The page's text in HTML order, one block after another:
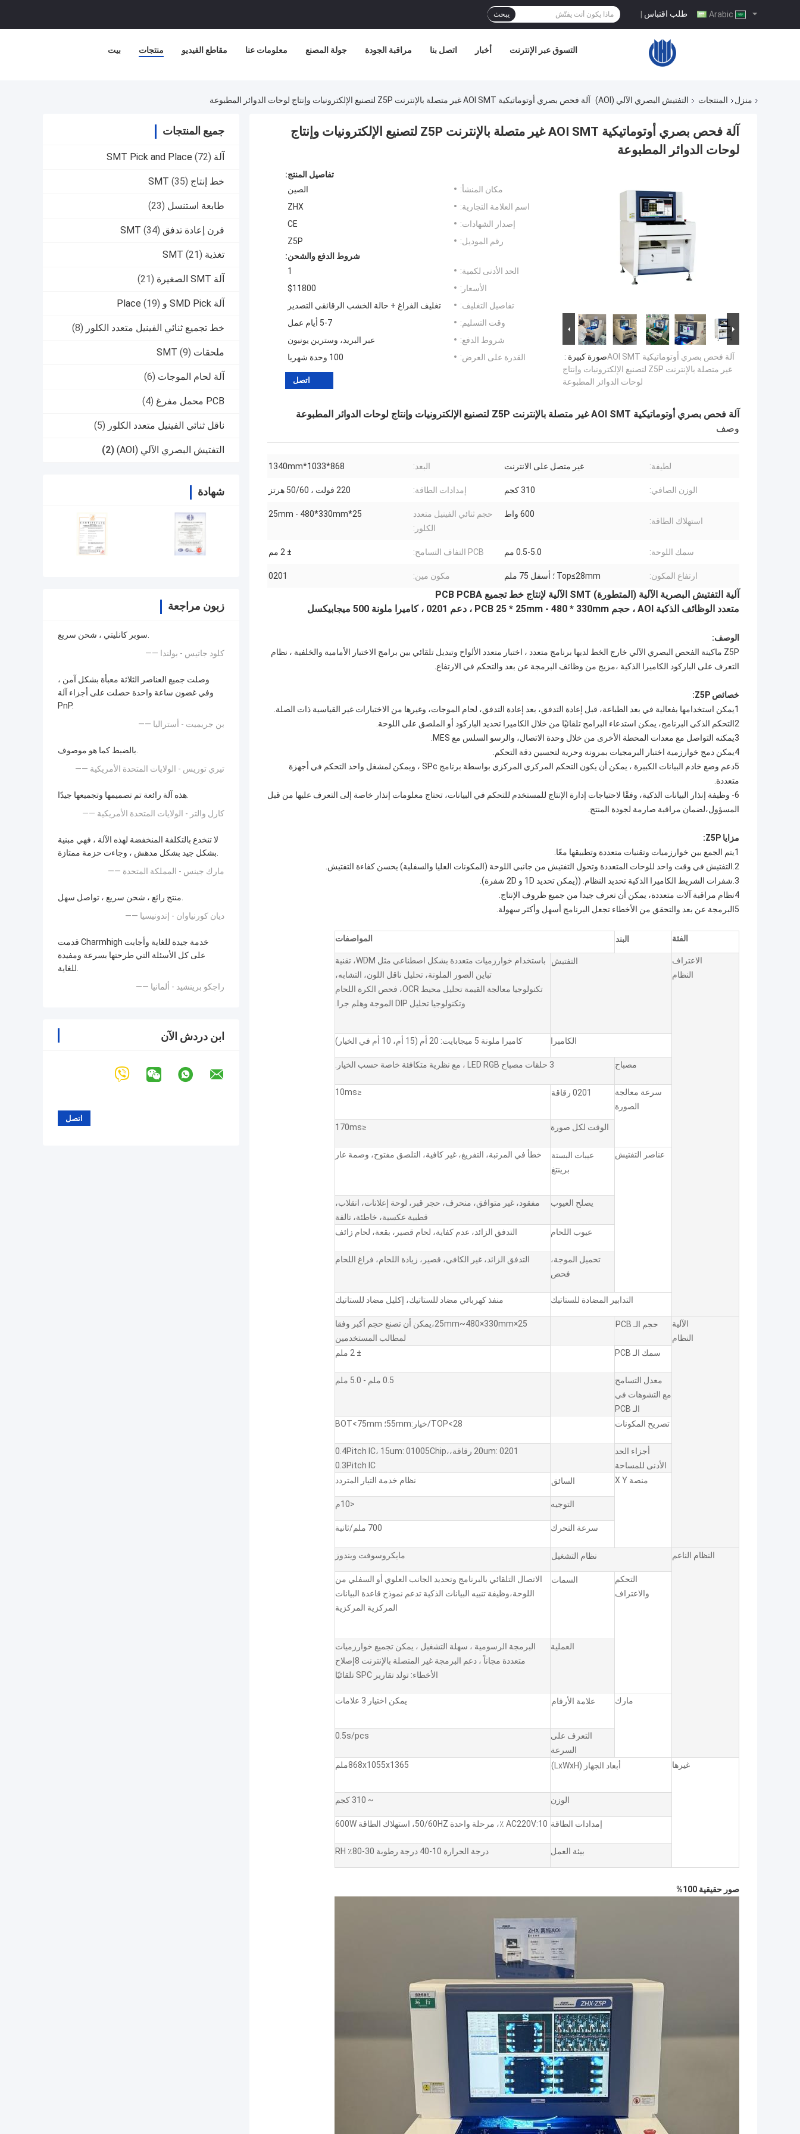
طلب اقتباس | يبحث
بيت منتجات مقاطع الفيديو معلومات عنا جولة المصنع مراقبة الجودة اتصل بنا أخبار التسوق عبر الإنترنت
منزل المنتجات التفتيش البصري الآلي (AOI) آلة فحص بصري أوتوماتيكية AOI SMT غير متصلة بالإنترنت Z5P لتصنيع الإلكترونيات وإنتاج لوحات الدوائر المطبوعة
جميع المنتجات
آلة SMT Pick and Place (72)
خط إنتاج SMT (35)
طابعة استنسل (23)
فرن إعادة تدفق SMT (34)
تغذية SMT (21)
آلة SMT الصغيرة (21)
آلة SMD Pick و Place (19)
خط تجميع ثنائي الفينيل متعدد الكلور (8)
ملحقات SMT (9)
آلة لحام الموجات (6)
PCB محمل مفرغ (4)
ناقل ثنائي الفينيل متعدد الكلور (5)
التفتيش البصري الآلي (AOI) (2)
شهادة
زبون مراجعة
سوبر كانليتي ، شحن سريع.
—— كلود جاتيس - بولندا
وصلت جميع العناصر الثلاثة معبأة بشكل آمن ،
وفي غضون ساعة واحدة حصلت على أجزاء آلة
PnP.
—— بن جريميت - أستراليا
بالضبط كما هو موصوف.
—— تيري توريس - الولايات المتحدة الأمريكية
هذه آلة رائعة تم تصميمها وتجميعها جيدًا.
—— كارل والتر - الولايات المتحدة الأمريكية
لا تنخدع بالتكلفة المنخفضة لهذه الآلة ، فهي مبنية
بشكل جيد بشكل مدهش ، وجاءت حزمة ممتازة.
—— مارك جينس - المملكة المتحدة
منتج رائع ، شحن سريع ، تواصل سهل.
—— ديان كورنياوان - إندونيسيا
قدمت Charmhigh خدمة جيدة للغاية وأجابت
على كل الأسئلة التي طرحتها بسرعة ومفيدة
للغاية.
—— راجكو برينشيد - ألمانيا
ابن دردش الآن
آلة فحص بصري أوتوماتيكية AOI SMT غير متصلة بالإنترنت Z5P لتصنيع الإلكترونيات وإنتاج
لوحات الدوائر المطبوعة
صورة كبيرة :آلة فحص بصري أوتوماتيكية AOI SMT
غير متصلة بالإنترنت Z5P لتصنيع الإلكترونيات وإنتاج
لوحات الدوائر المطبوعة
تفاصيل المنتج:
مكان المنشأ:
الصين
اسم العلامة التجارية:
ZHX
إصدار الشهادات:
CE
رقم الموديل:
Z5P
شروط الدفع والشحن:
الحد الأدنى لكمية:
1
الأسعار:
$11800
تفاصيل التغليف:
تغليف الفراغ + حالة الخشب الرقائقي التصدير
وقت التسليم:
5-7 أيام عمل
شروط الدفع:
عبر البريد، وسترين يونيون
القدرة على العرض:
100 وحدة شهريا
اتصل
آلة فحص بصري أوتوماتيكية AOI SMT غير متصلة بالإنترنت Z5P لتصنيع الإلكترونيات وإنتاج لوحات الدوائر المطبوعة
وصف
لطيفة: غير متصل على الانترنت البعد: 868*1033*1340mm
الوزن الصافي: 310 كجم إمدادات الطاقة: 220 فولت ، 50/60 هرتز
استهلاك الطاقة:
600 واط
حجم ثنائي الفينيل متعدد
الكلور:
25*25mm - 480*330mm
سمك اللوحة: 0.5-5.0 مم PCB التفاف التسامح: ± 2 مم
ارتفاع المكون: Top≤28mm ؛ أسفل 75 ملم مكون مين: 0201
آلية التفتيش البصرية الآلية (المتطورة) SMT الآلية لإنتاج خط تجميع PCB PCBA
متعدد الوظائف الذكية AOI ، حجم PCB 25 * 25mm - 480 * 330mm ، دعم 0201 ، كاميرا ملونة 500 ميجابيكسل
الوصف:
Z5P ماكينة الفحص البصري الآلي خارج الخط لديها برنامج متعدد ، اختبار متعدد الألواح وتبديل تلقائي بين برامج الاختبار الأمامية والخلفية ، نظام
التعرف على الباركود الكاميرا الذكية ،مزيج من وظائف البرمجة عن بعد والتحكم في الارتفاع.
خصائص Z5P:
1يمكن استخدامها بفعالية في بعد الطباعة، قبل إعادة التدفق، بعد إعادة التدفق، لحام الموجات، وغيرها من الاختبارات غير القياسية ذات الصلة.
2التحكم الذكي البرنامج، يمكن استدعاء البرامج تلقائيًا من خلال الكاميرا تحديد الباركود أو الملصق على اللوحة.
3يمكنه التواصل مع معدات المحطة الأخرى من خلال وحدة الاتصال، والرسو السلس مع MES.
4يمكن دمج خوارزمية اختبار البرمجيات بمرونة وحرية لتحسين دقة التحكم.
5دعم وضع خادم البيانات الكبيرة ، يمكن أن يكون التحكم المركزي المركزي بواسطة برنامج SPc ، ويمكن لمشغل واحد التحكم في أجهزة
متعددة.
6- وظيفة إنذار البيانات الذكية، وفقًا لاحتياجات إدارة الإنتاج للمستخدم للتحكم في البيانات، تحتاج معلومات إنذار خاصة إلى التعرف عليها من قبل
المسؤول،لضمان مراقبة صارمة لجودة المنتج.
مزايا Z5P:
1يتم الجمع بين خوارزميات وتقنيات متعددة وتطبيقها معًا.
2.التفتيش في وقت واحد للوحات المتعددة وتحول التفتيش من جانبي اللوحة (المكونات العليا والسفلية) يحسن كفاءة التفتيش.
3.شفرات الشريط الكاميرا الذكية تحديد النظام. ((يمكن تحديد 1D و 2D شفرة).
4نظام مراقبة آلات متعددة، يمكن أن تعرف جيدا من جميع ظروف الإنتاج.
5البرمجة عن بعد والتحقق من الأخطاء تجعل البرنامج أسهل وأكثر سهولة.
الفئة البند المواصفات
الاعتراف
النظام
التفتيش
باستخدام خوارزميات متعددة بشكل اصطناعي مثل WDM، تقنية
تباين الصور الملونة، تحليل ناقل اللون، التشابه،
تكنولوجيا معالجة القيمة تحليل محيط OCR، فحص الكرة اللحام
وتكنولوجيا تحليل DlP الموجة وهلم جرا.
الكاميرا كاميرا ملونة 5 ميجابايت: 20 أم (15 أم، 10 أم في الخيار)
مصباح 3 حلقات مصباح LED RGB ، مع نظرية متكافئة خاصة حسب الخيار.
سرعة معالجة
الصورة
0201 رقاقة ≤10ms
الوقت لكل صورة ≤170ms
عناصر التفتيش
عيبات البستة
برينتغ
خطأ في المرتبة، التفريغ، غير كافية، التلصق مفتوح، وصمة عار
يصلح العيوب
مفقود، غير متوافق، منحرف، حجر قبر، لوحة إعلانات، انقلاب،
قطبية عكسية، خاطئة، تالفة
عيوب اللحام
التدفق الزائد، عدم كفاية، لحام قصير، بقعة، لحام زائف
تحميل الموجة،
فحص
التدفق الزائد، غير الكافي، قصير، زيادة اللحام، فراغ اللحام
التدابير المضادة للستاتيك منفذ كهربائي مضاد للستاتيك، إكليل مضاد للستاتيك
الآلية
النظام
حجم الـ PCB
25×25mm~480×330mm،يمكن أن تصنع حجم أكبر وفقا
لمطالب المستخدمين
سمك الـ PCB
± 2 ملم
معدل التسامح
مع التشوهات في
الـ PCB
0.5 ملم - 5.0 ملم
تصريح المكونات TOP<28/خيار:55mm؛ BOT<75mm
أجزاء الحد
الأدنى للمساحة
20um: 0201 رقاقة،0.4Pitch IC، 15um: 01005Chip،
0.3Pitch IC
منصة X Y
السائق نظام خدمة التيار المتردد
التوجيه <10م
سرعة التحرك 700 ملم/ثانية
النظام الناعم نظام التشغيل مايكروسوفت ويندوز
التحكم
والاعتراف
السمات
الاتصال التلقائي بالبرنامج وتحديد الجانب العلوي أو السفلي من
اللوحة،وظيفة تنبيه البيانات الذكية تدعم نموذج قاعدة البيانات
المركزية المركزية
العملية
البرمجة الرسومية ، سهلة التشغيل ، يمكن تجميع خوارزميات
متعددة مجاناً ، دعم البرمجة غير المتصلة بالإنترنت 8إصلاح
الأخطاء: تولد تقارير SPC تلقائيًا
مارك علامة الأرقام يمكن اختيار 3 علامات
التعرف على
السرعة
0.5s/pcs
غيرها أبعاد الجهاز (LxWxH) 868x1055x1365ملم
الوزن ~ 310 كجم
إمدادات الطاقة AC220V:10 ٪، مرحلة واحدة 50/60HZ، استهلاك الطاقة 600W
بيئة العمل درجة الحرارة 10-40 درجة رطوبة 30-80٪ RH
صور حقيقية 100%